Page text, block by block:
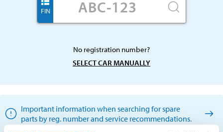
FIN
No registration number?
SELECT CAR MANUALLY
Important information when searching for spare
parts by reg. number and service recommendations.